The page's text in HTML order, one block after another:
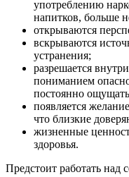
употреблению
напитков, больше
открываются
вскрываются
устранения;
разрешается
пониманием
постоянно
появляется
что близкие
жизненные
здоровья.
Предстоит работать над